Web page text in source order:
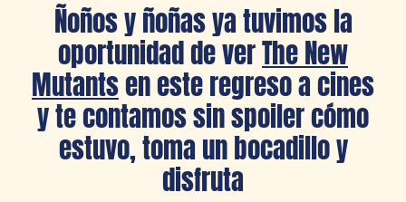
Ñoños y ñoñas ya tuvimos la
oportunidad de verThe New
Mutantsen este regreso a cines
y te contamos sin spoiler cómo
estuvo, toma un bocadillo y
disfruta